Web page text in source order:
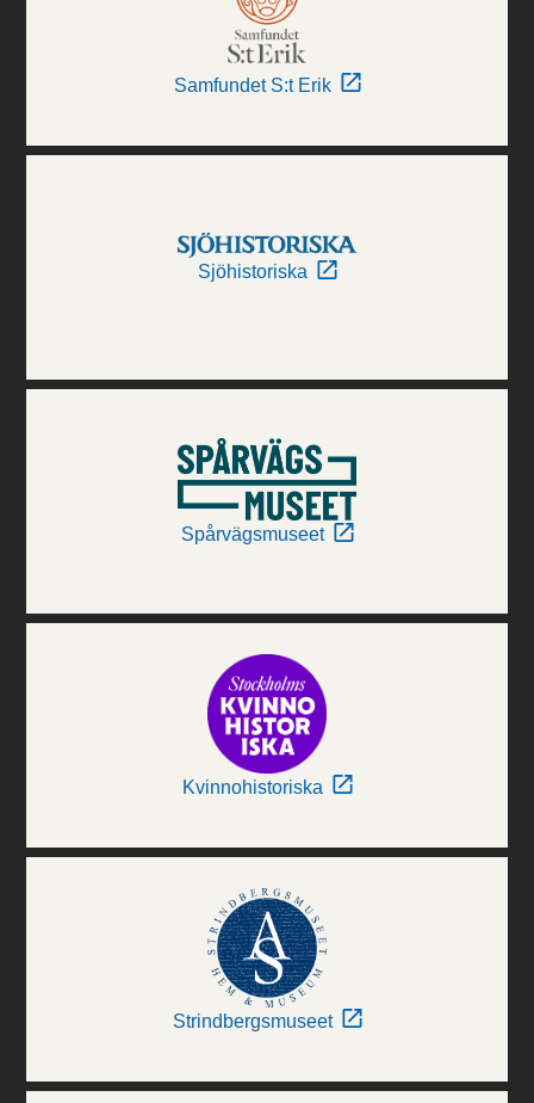
Samfundet S:t Erik
Sjöhistoriska
Spårvägsmuseet
Kvinnohistoriska
Strindbergsmuseet